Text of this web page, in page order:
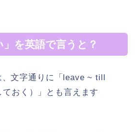
」を英語で言うと？
、文字通りに「leave ~ till
おく）」とも言えます